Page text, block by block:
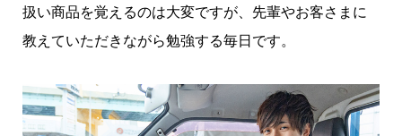
扱い商品を覚えるのは大変ですが、先輩やお客さまに
教えていただきながら勉強する毎日です。